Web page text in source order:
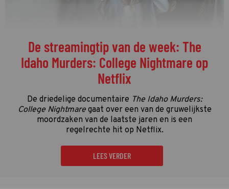
De streamingtip van de week: The
Idaho Murders: College Nightmare op
Netflix
De driedelige documentaire The Idaho Murders:
College Nightmaregaat over een van de gruwelijkste
moordzaken van de laatste jaren en is een
regelrechte hit op Netflix.
LEES VERDER